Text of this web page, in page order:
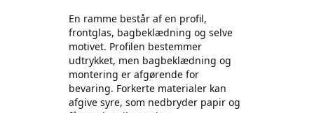
En ramme består af en profil,
frontglas, bagbeklædning og selve
motivet. Profilen bestemmer
udtrykket, men bagbeklædning og
montering er afgørende for
bevaring. Forkerte materialer kan
afgive syre, som nedbryder papir og